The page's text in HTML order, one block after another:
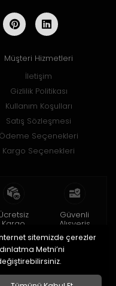
Müşteri Hizmetleri
İletişim
Gizlilik Politikası
Kullanım Koşulları
Satış Sözleşmesi
Ödeme Seçenekleri
Kargo Seçenekleri
Kargo
TL ve üzeri
Güvenli
Alışveriş
256bit SSL ile
sitemizde çerezler
Metni’ni